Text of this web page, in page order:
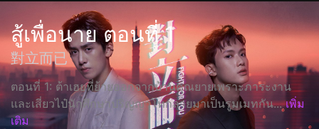
สู้เพื่อนาย ตอนที่ 1
對立而已
ตอนที่ 1: ต้าเฮยที่ย้ายออกจากบ้านคุณยายเพราะภาระงาน
และเสี่ยวไป๋นักศึกษาปริญญาโทกลายมาเป็นรูมเมทกัน... เพิ่ม
เติม